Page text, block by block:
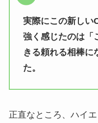
実際にこの新しい
強く感じたのは「
きる頼れる相棒に
た。
正直なところ、ハイ